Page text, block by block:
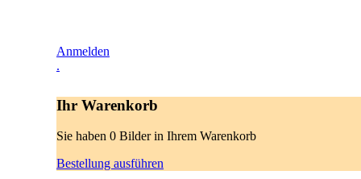
Anmelden
.
Ihr Warenkorb
Sie haben 0 Bilder in Ihrem Warenkorb
Bestellung ausführen